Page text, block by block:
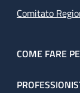
Comitato
COME FARE